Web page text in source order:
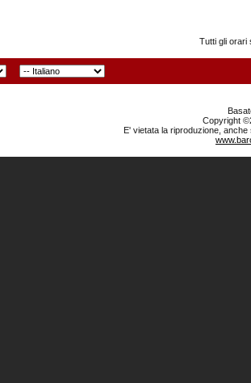
Tutti gli orari
Copyright
E' vietata la riproduzione,